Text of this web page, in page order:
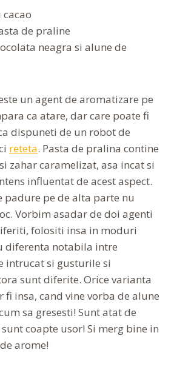
de praline
neagra si alune de
un agent de aromatizare pe
ca atare, dar care poate fi
dispuneti de un robot de
reteta. Pasta de pralina contine
zahar caramelizat, asa incat si
influentat de acest aspect.
padure pe de alta parte nu
Vorbim asadar de doi agenti
folositi insa in moduri
diferenta notabila intre
intrucat si gusturile si
sunt diferite. Orice varianta
insa, cand vine vorba de alune
sa gresesti! Sunt atat de
coapte usor! Si merg bine in
arome!